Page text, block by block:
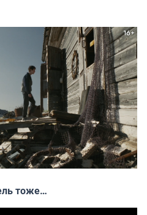
тоже…